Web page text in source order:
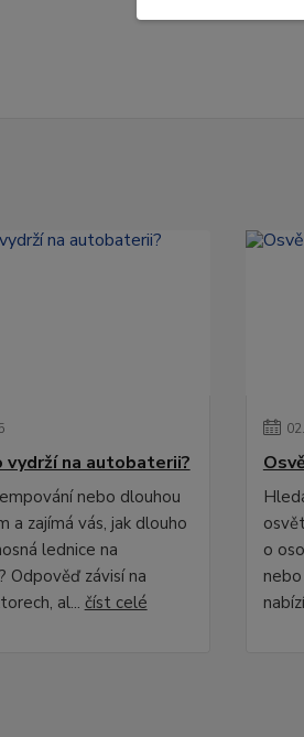
vydrží na autobaterii?
nebo dlouhou
a zajímá vás, jak dlouho
lednice na
Odpověď závisí na
al... číst celé
02.
o